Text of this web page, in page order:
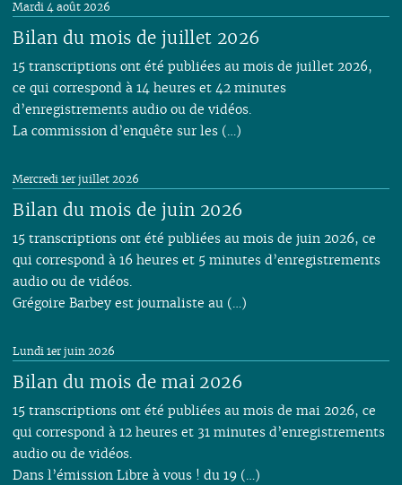
Bilan du mois de juillet 2026
Mardi 4 août 2026
15 transcriptions ont été publiées au mois de juillet 2026,
ce qui correspond à 14 heures et 42 minutes
d’enregistrements audio ou de vidéos.
La commission d’enquête sur les (…)
Bilan du mois de juin 2026
Mercredi 1er juillet 2026
15 transcriptions ont été publiées au mois de juin 2026, ce
qui correspond à 16 heures et 5 minutes d’enregistrements
audio ou de vidéos.
Grégoire Barbey est journaliste au (…)
Bilan du mois de mai 2026
Lundi 1er juin 2026
15 transcriptions ont été publiées au mois de mai 2026, ce
qui correspond à 12 heures et 31 minutes d’enregistrements
audio ou de vidéos.
Dans l’émission Libre à vous ! du 19 (…)